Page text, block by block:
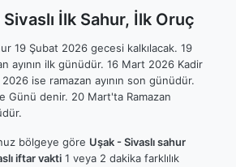
İlk Sahur, İlk Oruç
19 Şubat 2026 gecesi kalkılacak. 19
ayının ilk günüdür. 16 Mart 2026 Kadir
ise ramazan ayının son günüdür.
Günü denir. 20 Mart'ta Ramazan
bölgeye göre Uşak - Sivaslı sahur
iftar vakti 1 veya 2 dakika farklılık